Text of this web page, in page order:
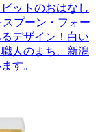
ットのおはなし
プーン・フォー
デザイン！白い
人のまち、新潟
す。